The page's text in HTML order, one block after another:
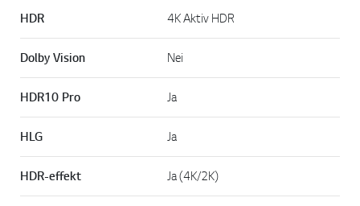
HDR 4K Aktiv HDR
Dolby Vision Nei
HDR10 Pro Ja
HLG Ja
HDR-effekt Ja (4K/2K)